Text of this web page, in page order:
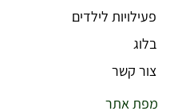
פעילויות לילדים
בלוג
צור קשר
מפת אתר